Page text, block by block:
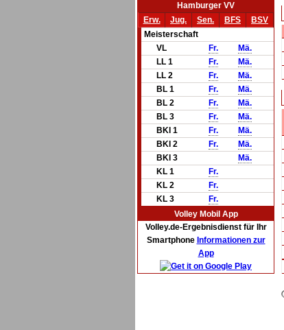
Hamburger VV
Erw.
Jug. Sen. BFS
BSV
Meisterschaft
VL
Fr.
Mä.
LL 1
Fr.
Mä.
LL 2
Fr.
Mä.
BL 1
Fr.
Mä.
BL 2
Fr.
Mä.
BL 3
Fr.
Mä.
BKl 1
Fr.
Mä.
BKl 2
Fr.
Mä.
BKl 3
Mä.
KL 1
Fr.
KL 2
Fr.
KL 3
Fr.
Volley Mobil App
Volley.de-Ergebnisdienst für Ihr
Smartphone Informationen zur
App